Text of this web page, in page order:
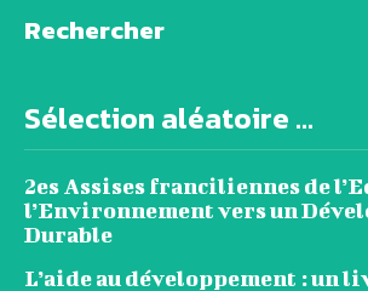
Rechercher
Sélection aléatoire ...
2es Assises franciliennes de
l’Environnement vers un
Durable
L’aide au développement : un